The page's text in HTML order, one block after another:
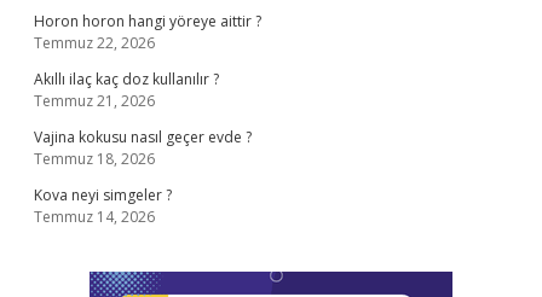
Horon horon hangi yöreye aittir ?
Temmuz 22, 2026
Akıllı ilaç kaç doz kullanılır ?
Temmuz 21, 2026
Vajina kokusu nasıl geçer evde ?
Temmuz 18, 2026
Kova neyi simgeler ?
Temmuz 14, 2026